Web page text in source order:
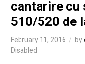
cantarire cu
510/520 de
February 11, 2016 by
Disabled